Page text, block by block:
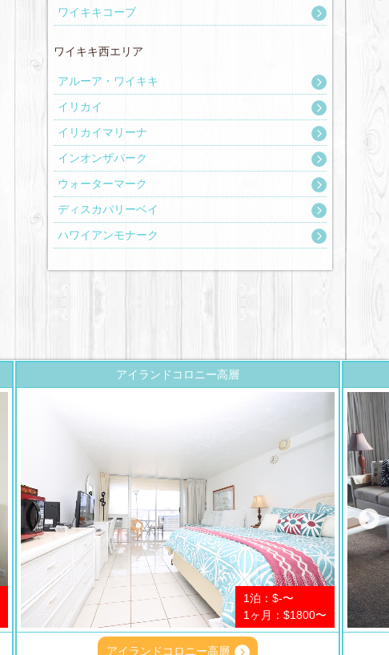
ワイキキコーブ
ワイキキ西エリア
アルーア・ワイキキ
イリカイ
イリカイマリーナ
インオンザパーク
ウォーターマーク
ディスカバリーベイ
ハワイアンモナーク
アイランドコロニー高層
1泊：$-〜
1ヶ月：$1800〜
アイランドコロニー高層